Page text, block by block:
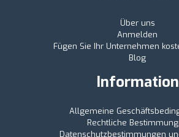
Über uns
Anmelden
Fügen Sie Ihr Unternehmen
Blog
Information
Allgemeine
Rechtliche
Datenschutzbestimmungen